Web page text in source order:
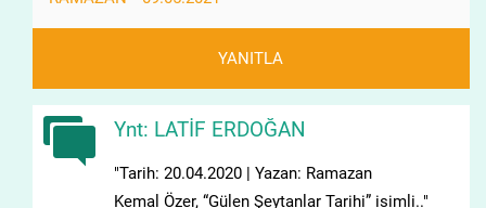
YANITLA
Ynt: LATİF ERDOĞAN
"Tarih: 20.04.2020 | Yazan: Ramazan
Kemal Özer, “Gülen Şeytanlar Tarihi” isimli.."